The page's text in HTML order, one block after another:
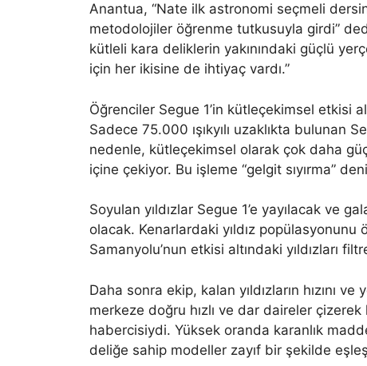
Anantua, “Nate ilk astronomi seçmeli
metodolojiler öğrenme tutkusuyla girdi”
kütleli kara deliklerin yakınındaki güçlü
için her ikisine de ihtiyaç vardı.”
Öğrenciler Segue 1’in kütleçekimsel etkisi
Sadece 75.000 ışıkyılı uzaklıkta bulunan
nedenle, kütleçekimsel olarak çok daha
içine çekiyor. Bu işleme “gelgit sıyırma”
Soyulan yıldızlar Segue 1’e yayılacak ve
olacak. Kenarlardaki yıldız
Samanyolu’nun etkisi altındaki yıldızları
Daha sonra ekip, kalan yıldızların hızını
merkeze doğru hızlı ve dar daireler
habercisiydi. Yüksek oranda karanlık
deliğe sahip modeller zayıf bir şekilde